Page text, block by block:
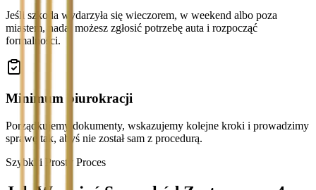
Jeśli szkoda wydarzyła się wieczorem, w weekend albo poza
miastem, nadal możesz zgłosić potrzebę auta i rozpocząć
formalności.
Minimum biurokracji
Porządkujemy dokumenty, wskazujemy kolejne kroki i prowadzimy
sprawę tak, abyś nie został sam z procedurą.
Szybki i Prosty Proces